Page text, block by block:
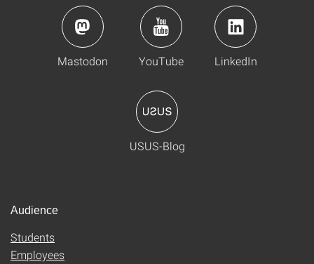
Mastodon YouTube LinkedIn
USUS-Blog
Audience
Students
Employees